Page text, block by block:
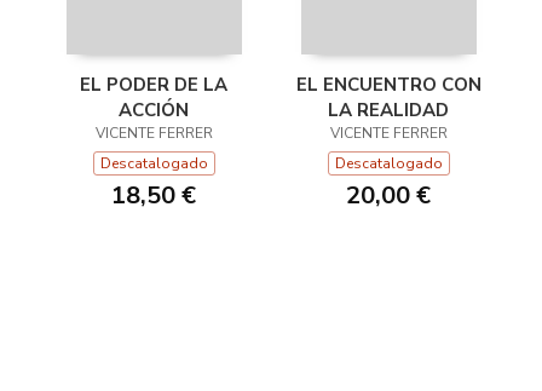
EL PODER DE LA
ACCIÓN
VICENTE FERRER
Descatalogado
18,50 €
EL ENCUENTRO CON
LA REALIDAD
VICENTE FERRER
Descatalogado
20,00 €